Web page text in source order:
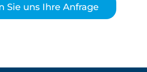
Sie uns Ihre Anfrage